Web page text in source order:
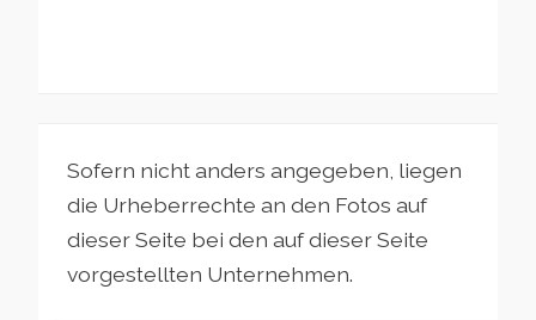
Sofern nicht anders angegeben, liegen
die Urheberrechte an den Fotos auf
dieser Seite bei den auf dieser Seite
vorgestellten Unternehmen.